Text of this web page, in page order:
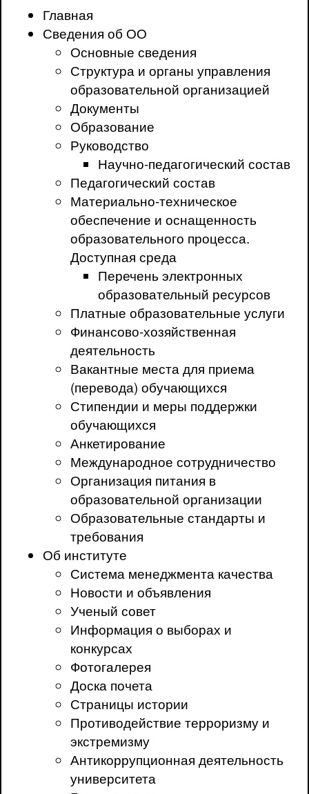
Главная
Сведения об ОО
Основные сведения
Структура и органы управления
образовательной организацией
Документы
Образование
Руководство
Научно-педагогический состав
Педагогический состав
Материально-техническое
обеспечение и оснащенность
образовательного процесса.
Доступная среда
Перечень электронных
образовательный ресурсов
Платные образовательные услуги
Финансово-хозяйственная
деятельность
Вакантные места для приема
(перевода) обучающихся
Стипендии и меры поддержки
обучающихся
Анкетирование
Международное сотрудничество
Организация питания в
образовательной организации
Образовательные стандарты и
требования
Об институте
Система менеджмента качества
Новости и объявления
Ученый совет
Информация о выборах и
конкурсах
Фотогалерея
Доска почета
Страницы истории
Противодействие терроризму и
экстремизму
Антикоррупционная деятельность
университета